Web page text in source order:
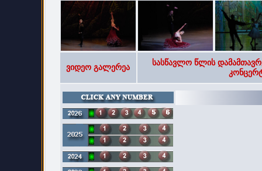
ვიდეო გალერეა
სასწავლო წლის